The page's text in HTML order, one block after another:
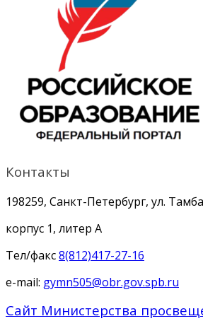
Контакты
198259, Санкт-Петербург, ул.
корпус 1, литер А
Тел/факс8(812)417-27-16
e-mail: gymn505@obr.gov.spb.ru
Сайт Министерства